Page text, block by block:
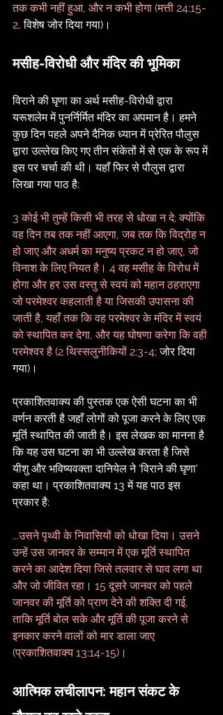
तक कभी नहीं हुआ, और न कभी होगा (मत्ती 24:15-
2, विशेष जोर दिया गया)।
मसीह-विरोधी और मंदिर की भूमिका
विराने की घृणा का अर्थ मसीह-विरोधी द्वारा
यरूशलेम में पुनर्निर्मित मंदिर का अपमान है। हमने
कुछ दिन पहले अपने दैनिक ध्यान में प्रेरित पौलुस
द्वारा उल्लेख किए गए तीन संकेतों में से एक के रूप में
इस पर चर्चा की थी। यहाँ फिर से पौलुस द्वारा
लिखा गया पाठ है:
3 कोई भी तुम्हें किसी भी तरह से धोखा न दे; क्योंकि
वह दिन तब तक नहीं आएगा, जब तक कि विद्रोह न
हो जाए और अधर्म का मनुष्य प्रकट न हो जाए, जो
विनाश के लिए नियत है। 4 वह मसीह के विरोध में
होगा और हर उस वस्तु से स्वयं को महान ठहराएगा
जो परमेश्वर कहलाती है या जिसकी उपासना की
जाती है, यहाँ तक कि वह परमेश्वर के मंदिर में स्वयं
को स्थापित कर देगा, और यह घोषणा करेगा कि वही
परमेश्वर है (2 थिस्सलुनीकियों 2:3-4; जोर दिया
गया)।
प्रकाशितवाक्य की पुस्तक एक ऐसी घटना का भी
वर्णन करती है जहाँ लोगों को पूजा करने के लिए एक
मूर्ति स्थापित की जाती है। इस लेखक का मानना है
कि यह उस घटना का भी उल्लेख करता है जिसे
यीशु और भविष्यवक्ता दानियेल ने 'विराने की घृणा'
कहा था। प्रकाशितवाक्य 13 में यह पाठ इस
प्रकार है:
...उसने पृथ्वी के निवासियों को धोखा दिया। उसने
उन्हें उस जानवर के सम्मान में एक मूर्ति स्थापित
करने का आदेश दिया जिसे तलवार से घाव लगा था
और जो जीवित रहा। 15 दूसरे जानवर को पहले
जानवर की मूर्ति को प्राण देने की शक्ति दी गई,
ताकि मूर्ति बोल सके और मूर्ति की पूजा करने से
इनकार करने वालों को मार डाला जाए
(प्रकाशितवाक्य 13:14-15)।
आत्मिक लचीलापन: महान संकट के